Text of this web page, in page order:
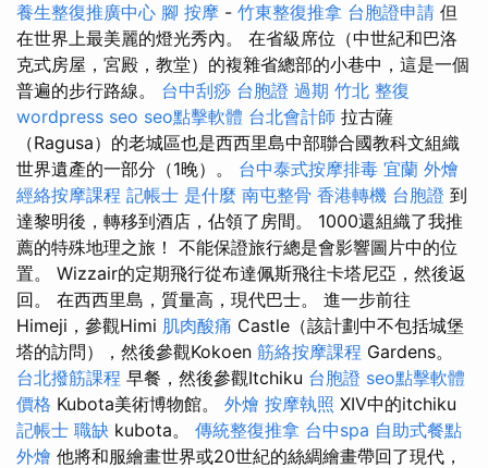
養生整復推廣中心 腳 按摩 - 竹東整復推拿 台胞證申請 但
在世界上最美麗的燈光秀內。 在省級席位（中世紀和巴洛
克式房屋，宮殿，教堂）的複雜省總部的小巷中，這是一個
普遍的步行路線。 台中刮痧 台胞證 過期 竹北 整復
wordpress seo seo點擊軟體 台北會計師 拉古薩
（Ragusa）的老城區也是西西里島中部聯合國教科文組織
世界遺產的一部分（1晚）。 台中泰式按摩排毒 宜蘭 外燴
經絡按摩課程 記帳士 是什麼 南屯整骨 香港轉機 台胞證 到
達黎明後，轉移到酒店，佔領了房間。 1000還組織了我推
薦的特殊地理之旅！ 不能保證旅行總是會影響圖片中的位
置。 Wizzair的定期飛行從布達佩斯飛往卡塔尼亞，然後返
回。 在西西里島，質量高，現代巴士。 進一步前往
Himeji，參觀Himi 肌肉酸痛 Castle（該計劃中不包括城堡
塔的訪問），然後參觀Kokoen 筋絡按摩課程 Gardens。
台北撥筋課程 早餐，然後參觀Itchiku 台胞證 seo點擊軟體
價格 Kubota美術博物館。 外燴 按摩執照 XIV中的itchiku
記帳士 職缺 kubota。 傳統整復推拿 台中spa 自助式餐點
外燴 他將和服繪畫世界或20世紀的絲綢繪畫帶回了現代，